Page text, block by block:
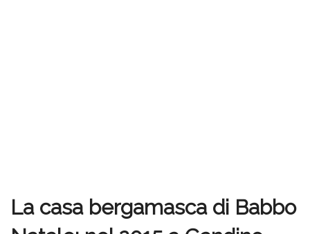
La casa bergamasca di Babbo